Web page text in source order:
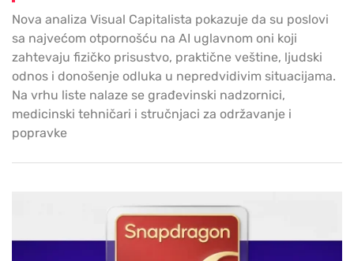
Nova analiza Visual Capitalista pokazuje da su poslovi
sa najvećom otpornošću na AI uglavnom oni koji
zahtevaju fizičko prisustvo, praktične veštine, ljudski
odnos i donošenje odluka u nepredvidivim situacijama.
Na vrhu liste nalaze se građevinski nadzornici,
medicinski tehničari i stručnjaci za održavanje i
popravke